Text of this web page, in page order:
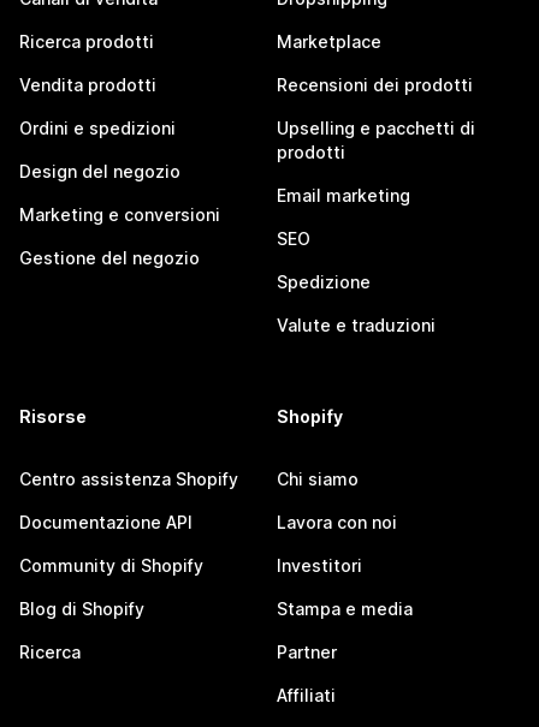
Ricerca prodotti
Vendita prodotti
Ordini e spedizioni
Design del negozio
Marketing e conversioni
Gestione del negozio
Marketplace
Recensioni dei prodotti
Upselling e pacchetti di
prodotti
Email marketing
SEO
Spedizione
Valute e traduzioni
Risorse
Centro assistenza Shopify
Documentazione API
Community di Shopify
Blog di Shopify
Ricerca
Shopify
Chi siamo
Lavora con noi
Investitori
Stampa e media
Partner
Affiliati